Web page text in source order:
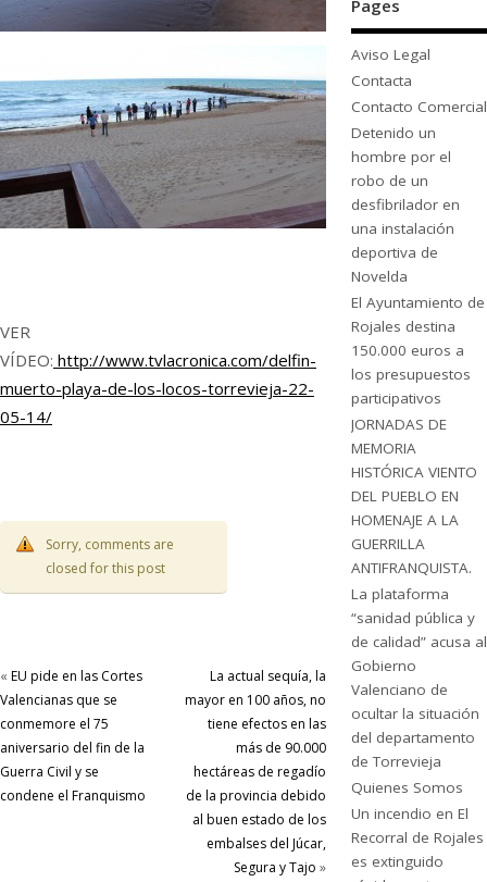
VER
VÍDEO: http://www.tvlacronica.com/delfin-
muerto-playa-de-los-locos-torrevieja-22-
05-14/
Sorry, comments are
closed for this post
« EU pide en las Cortes
Valencianas que se
conmemore el 75
aniversario del fin de la
Guerra Civil y se
condene el Franquismo
La actual sequía, la
mayor en 100 años, no
tiene efectos en las
más de 90.000
hectáreas de regadío
de la provincia debido
al buen estado de los
embalses del Júcar,
Segura y Tajo »
Pages
Aviso Legal
Contacta
Contacto Comercial
Detenido un
hombre por el
robo de un
desfibrilador en
una instalación
deportiva de
Novelda
El Ayuntamiento de
Rojales destina
150.000 euros a
los presupuestos
participativos
JORNADAS DE
MEMORIA
HISTÓRICA VIENTO
DEL PUEBLO EN
HOMENAJE A LA
GUERRILLA
ANTIFRANQUISTA.
La plataforma
“sanidad pública y
de calidad” acusa al
Gobierno
Valenciano de
ocultar la situación
del departamento
de Torrevieja
Quienes Somos
Un incendio en El
Recorral de Rojales
es extinguido